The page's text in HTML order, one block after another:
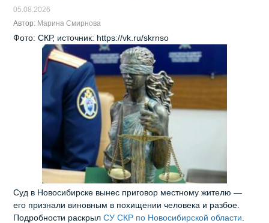
05.08.2026
Автор: Марина Смирнова
Фото: СКР, источник: https://vk.ru/skrnso
Суд в Новосибирске вынес приговор местному жителю —
его признали виновным в похищении человека и разбое.
Подробности раскрылСУ СКР по Новосибирской области